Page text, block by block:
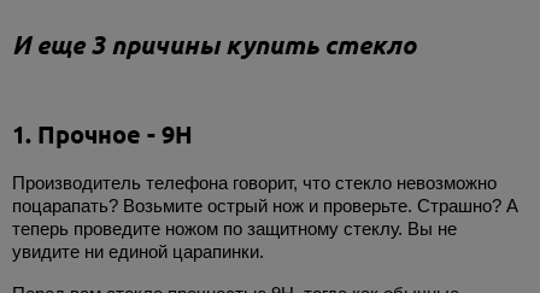
И еще 3 причины купить стекло
1. Прочное - 9H
Производитель телефона говорит, что стекло невозможно
поцарапать? Возьмите острый нож и проверьте. Страшно? А
теперь проведите ножом по защитному стеклу. Вы не
увидите ни единой царапинки.